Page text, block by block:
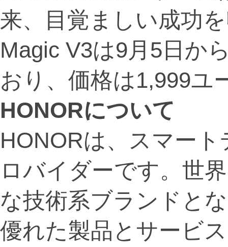
来、目覚ましい成功
Magic V3は9月5日か
おり、価格は1,999ユ
HONORについて
HONORは、スマー
ロバイダーです。世
な技術系ブランドと
優れた製品とサービ